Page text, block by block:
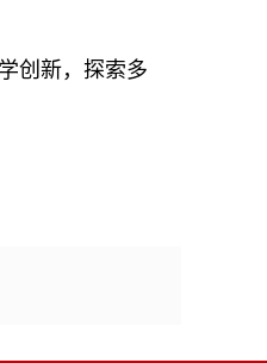
创新，探索多